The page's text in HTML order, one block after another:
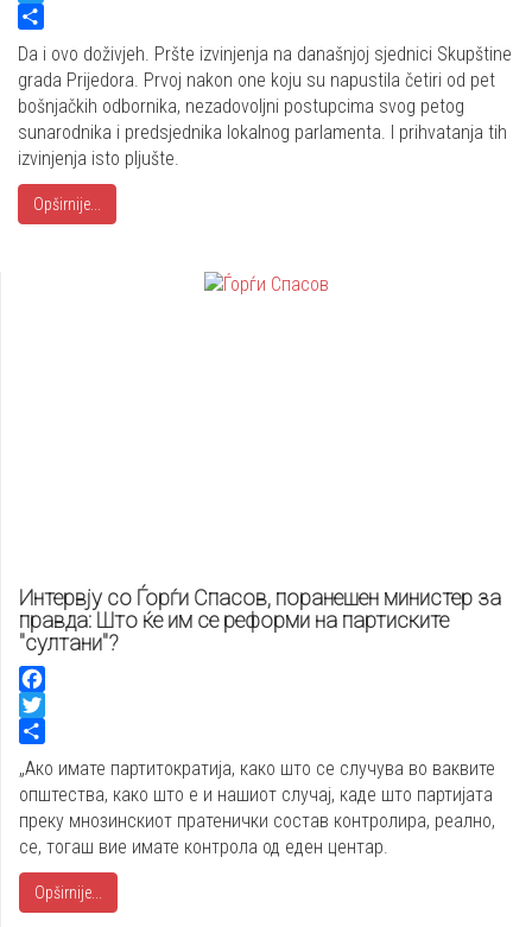
Twitter
Share
Da i ovo doživjeh. Pršte izvinjenja na današnjoj sjednici Skupštine
grada Prijedora. Prvoj nakon one koju su napustila četiri od pet
bošnjačkih odbornika, nezadovoljni postupcima svog petog
sunarodnika i predsjednika lokalnog parlamenta. I prihvatanja tih
izvinjenja isto pljušte.
Opširnije...
Интервју со Ѓорѓи Спасов, поранешен министер за
правда: Што ќе им се реформи на партиските
"султани"?
Facebook
Twitter
Share
„Ако имате партитократија, како што се случува во ваквите
општества, како што е и нашиот случај, каде што партијата
преку мнозинскиот пратенички состав контролира, реално,
се, тогаш вие имате контрола од еден центар.
Opširnije...